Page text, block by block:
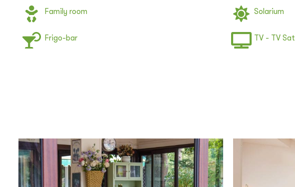
Family room
Frigo-bar
Solarium
TV - TV Sat